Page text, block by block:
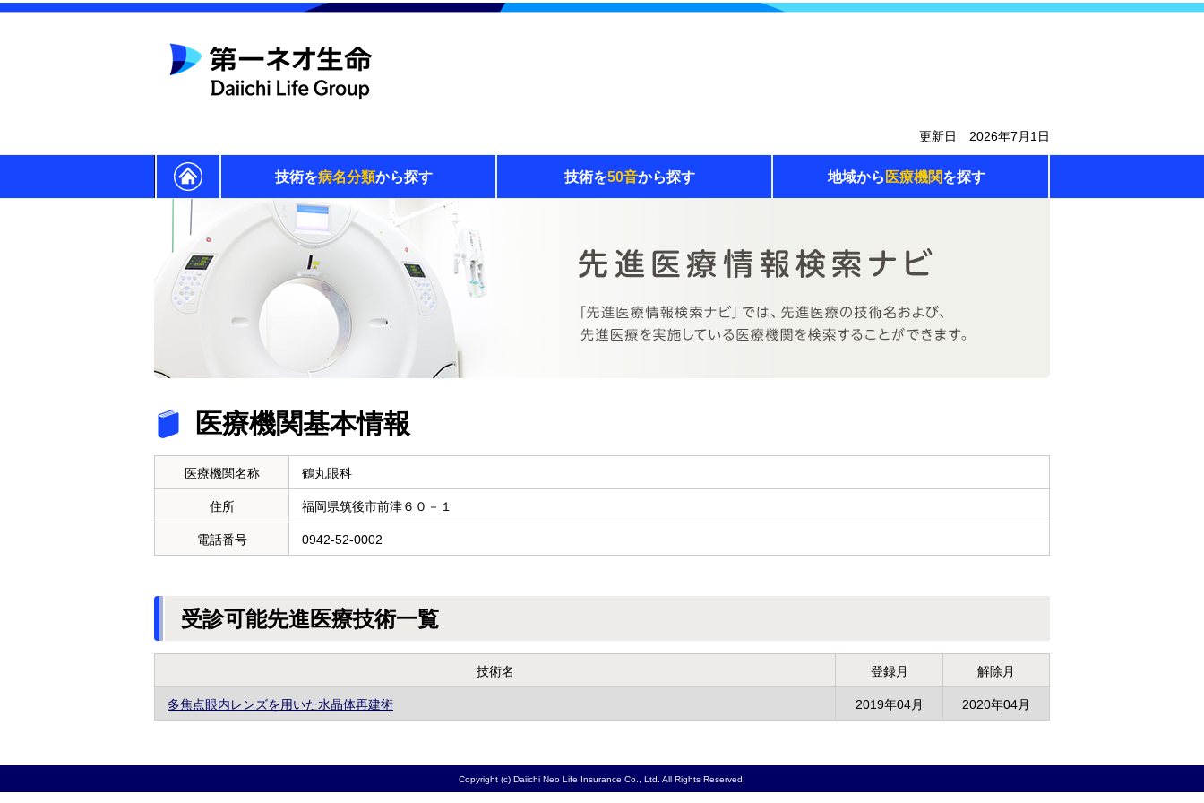
更新日 2026年7月1日
技術を病名分類から探す 技術を50音から探す 地域から 医療機関を探す
医療機関基本情報
医療機関名称 鶴丸眼科
住所 福岡県筑後市前津６０－１
電話番号 0942-52-0002
受診可能先進医療技術一覧
技術名 登録月 解除月
多焦点眼内レンズを用いた水晶体再建術 2019年04月 2020年04月
Copyright (c) Daiichi Neo Life Insurance Co., Ltd. All Rights Reserved.